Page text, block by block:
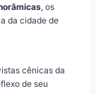
, os
da cidade de
cênicas da
de seu